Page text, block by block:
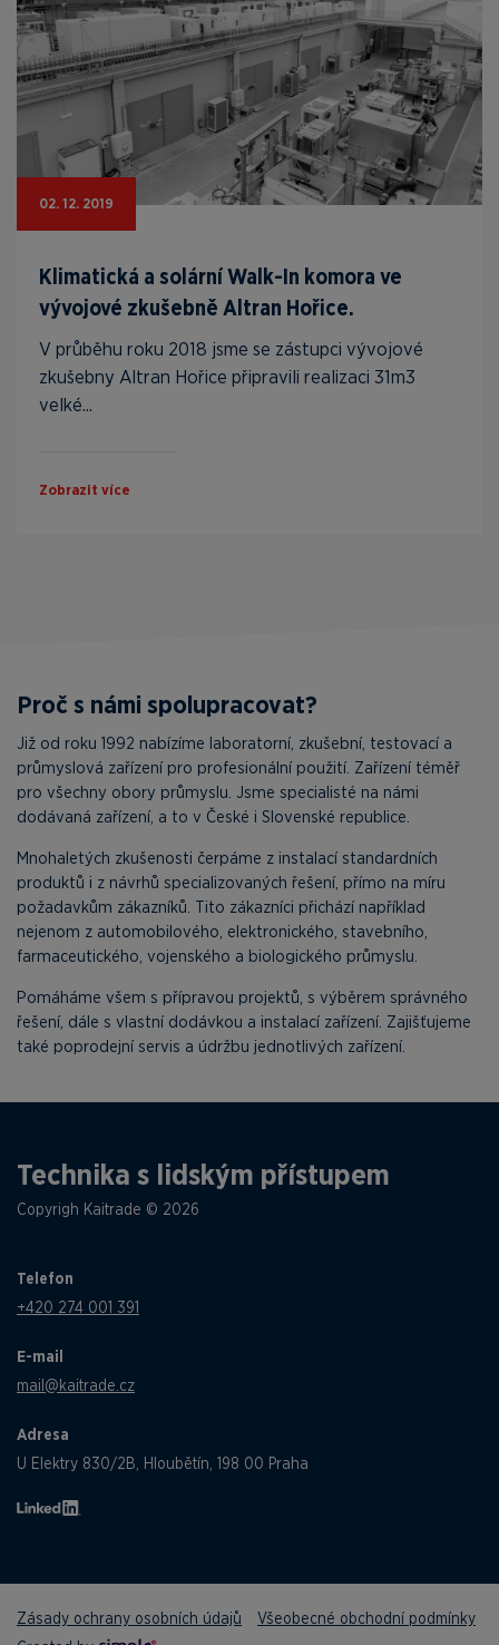
02. 12. 2019
Klimatická a solární Walk-In komora ve
vývojové zkušebně Altran Hořice.
V průběhu roku 2018 jsme se zástupci vývojové
zkušebny Altran Hořice připravili realizaci 31m3
velké...
Zobrazit více
Proč s námi spolupracovat?
Již od roku 1992 nabízíme laboratorní, zkušební, testovací a
průmyslová zařízení pro profesionální použití. Zařízení téměř
pro všechny obory průmyslu. Jsme specialisté na námi
dodávaná zařízení, a to v České i Slovenské republice.
Mnohaletých zkušenosti čerpáme z instalací standardních
produktů i z návrhů specializovaných řešení, přímo na míru
požadavkům zákazníků. Tito zákazníci přichází například
nejenom z automobilového, elektronického, stavebního,
farmaceutického, vojenského a biologického průmyslu.
Pomáháme všem s přípravou projektů, s výběrem správného
řešení, dále s vlastní dodávkou a instalací zařízení. Zajišťujeme
také poprodejní servis a údržbu jednotlivých zařízení.
Technika s lidským přístupem
Copyrigh Kaitrade © 2026
Telefon
+420 274 001 391
E-mail
mail@kaitrade.cz
Adresa
U Elektry 830/2B, Hloubětín, 198 00 Praha
Zásady ochrany osobních údajů
Všeobecné obchodní podmínky